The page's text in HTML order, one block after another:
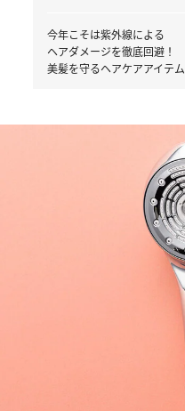
今年こそは紫外線による
ヘアダメージを徹底回避！
美髪を守るヘアケアアイテム